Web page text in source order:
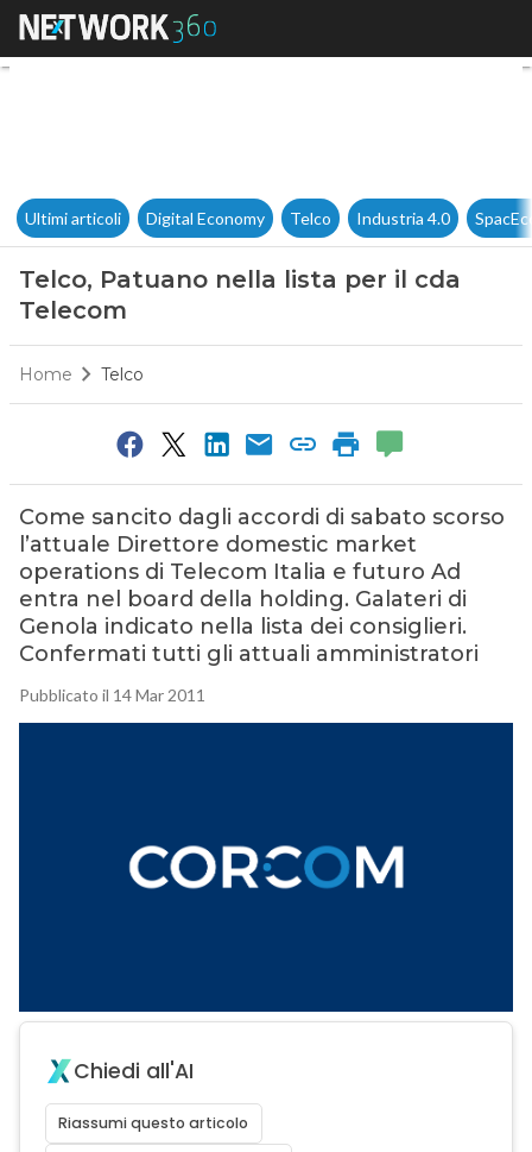
Telco, Patuano nella lista per
Ultimi articoli Digital Economy Telco Industria 4.0
Telco, Patuano nella lista per il cda
Telecom
Home Telco
Come sancito dagli accordi di sabato scorso
l’attuale Direttore domestic market
operations di Telecom Italia e futuro Ad
entra nel board della holding. Galateri di
Genola indicato nella lista dei consiglieri.
Confermati tutti gli attuali amministratori
Pubblicato il 14 Mar 2011
Chiedi all'AI
Riassumi questo articolo